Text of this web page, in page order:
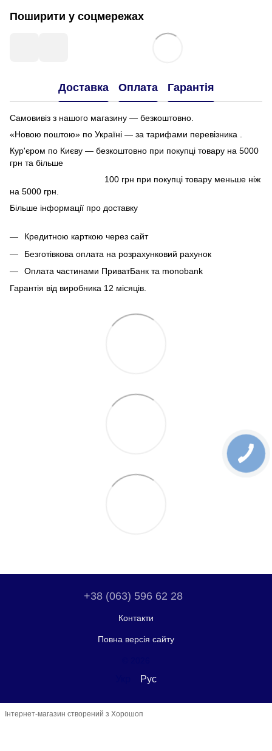
Поширити у соцмережах
Доставка Оплата Гарантія
Самовивіз з нашого магазину — безкоштовно.
«Новою поштою» по Україні — за тарифами перевізника .
Кур'єром по Києву — безкоштовно при покупці товару на 5000
грн та більше
100 грн при покупці товару меньше ніж
на 5000 грн.
Більше інформації про доставку
Кредитною карткою через сайт
Безготівкова оплата на розрахунковий рахунок
Оплата частинами ПриватБанк та monobank
Гарантія від виробника 12 місяців.
+38 (063) 596 62 28
Контакти
Повна версія сайту
Рус
Інтернет-магазин створений з Хорошоп